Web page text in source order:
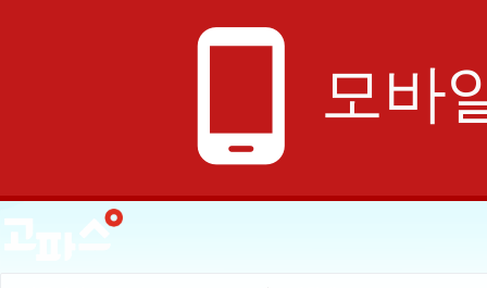
phone_android 모바